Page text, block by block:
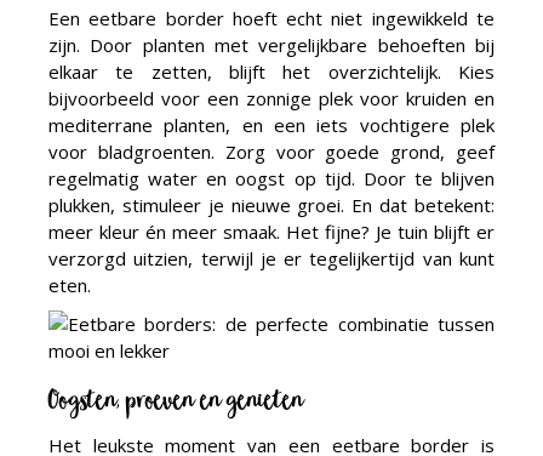
Een eetbare border hoeft echt niet ingewikkeld te
zijn. Door planten met vergelijkbare behoeften bij
elkaar te zetten, blijft het overzichtelijk. Kies
bijvoorbeeld voor een zonnige plek voor kruiden en
mediterrane planten, en een iets vochtigere plek
voor bladgroenten. Zorg voor goede grond, geef
regelmatig water en oogst op tijd. Door te blijven
plukken, stimuleer je nieuwe groei. En dat betekent:
meer kleur én meer smaak. Het fijne? Je tuin blijft er
verzorgd uitzien, terwijl je er tegelijkertijd van kunt
eten.
Oogsten, proeven en genieten
Het leukste moment van een eetbare border is